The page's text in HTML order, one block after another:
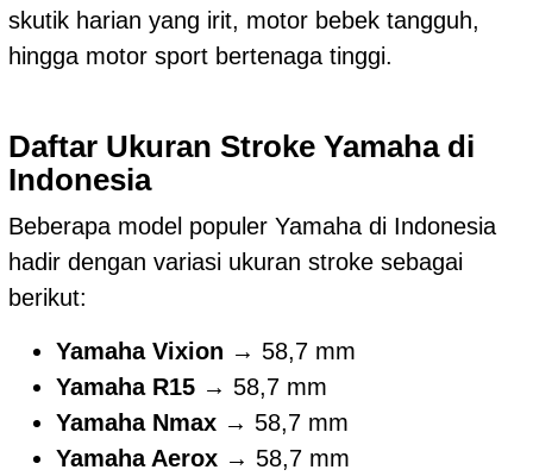
skutik harian yang irit, motor bebek tangguh,
hingga motor sport bertenaga tinggi.
Daftar Ukuran Stroke Yamaha di
Indonesia
Beberapa model populer Yamaha di Indonesia
hadir dengan variasi ukuran stroke sebagai
berikut:
Yamaha Vixion → 58,7 mm
Yamaha R15 → 58,7 mm
Yamaha Nmax → 58,7 mm
Yamaha Aerox → 58,7 mm